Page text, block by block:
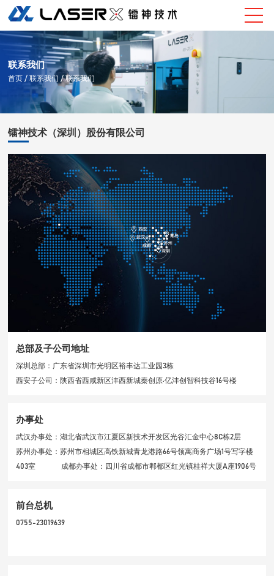
联系我们
首页 / 联系我们 / 联系我们
镭神技术（深圳）股份有限公司
总部及子公司地址
深圳总部：广东省深圳市光明区裕丰达工业园3栋
西安子公司：陕西省西咸新区沣西新城秦创原·亿沣创智科技谷16号楼
办事处
武汉办事处：湖北省武汉市江夏区新技术开发区光谷汇金中心8C栋2层
苏州办事处：苏州市相城区高铁新城青龙港路66号领寓商务广场1号写字楼
403室 成都办事处：四川省成都市郫都区红光镇桂祥大厦A座1906号
前台总机
0755-23019639